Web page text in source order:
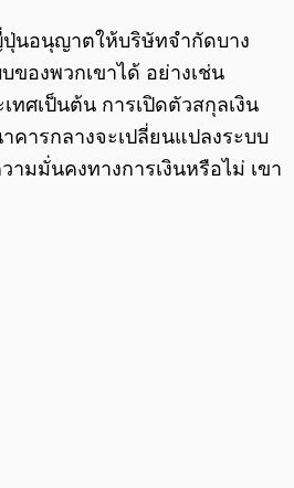
นอนุญาตให้บริษัทจำกัดบาง
ของพวกเขาได้ อย่างเช่น
ศเป็นต้น การเปิดตัวสกุลเงิน
คารกลางจะเปลี่ยนแปลงระบบ
มมั่นคงทางการเงินหรือไม่ เขา